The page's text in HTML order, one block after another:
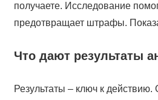
получаете. Исследование
предотвращает штрафы.
Что дают результаты
Результаты – ключ к